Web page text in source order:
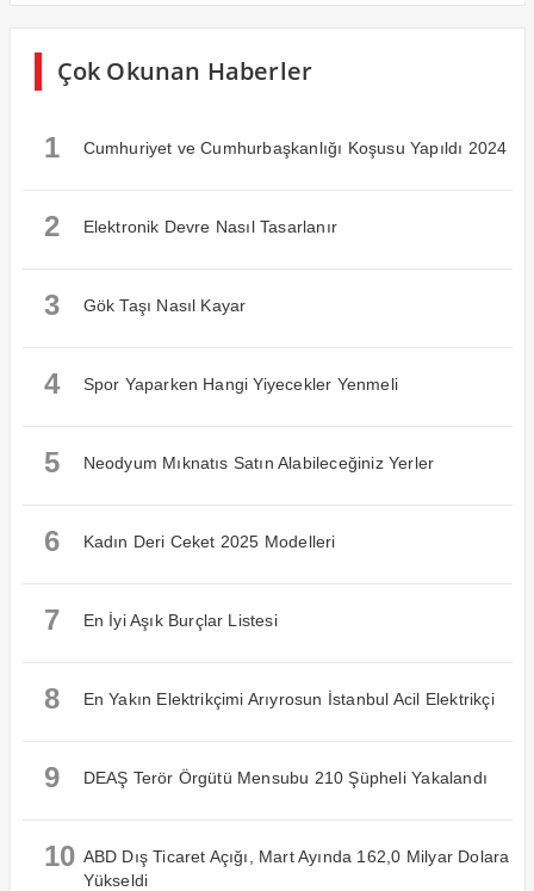
Çok Okunan Haberler
1 Cumhuriyet ve Cumhurbaşkanlığı Koşusu Yapıldı 2024
2 Elektronik Devre Nasıl Tasarlanır
3 Gök Taşı Nasıl Kayar
4 Spor Yaparken Hangi Yiyecekler Yenmeli
5 Neodyum Mıknatıs Satın Alabileceğiniz Yerler
6 Kadın Deri Ceket 2025 Modelleri
7 En İyi Aşık Burçlar Listesi
8 En Yakın Elektrikçimi Arıyrosun İstanbul Acil Elektrikçi
9 DEAŞ Terör Örgütü Mensubu 210 Şüpheli Yakalandı
10 ABD Dış Ticaret Açığı, Mart Ayında 162,0 Milyar Dolara
Yükseldi